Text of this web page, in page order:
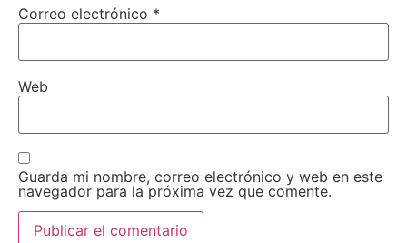
Correo electrónico *
Web
Guarda mi nombre, correo electrónico y web en este
navegador para la próxima vez que comente.